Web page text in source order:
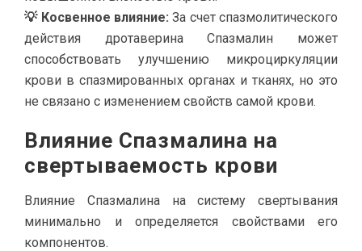
💡 Косвенное влияние: За счет спазмолитического
действия дротаверина Спазмалин может
способствовать улучшению микроциркуляции
крови в спазмированных органах и тканях, но это
не связано с изменением свойств самой крови.
Влияние Спазмалина на
свертываемость крови
Влияние Спазмалина на систему свертывания
минимально и определяется свойствами его
компонентов.